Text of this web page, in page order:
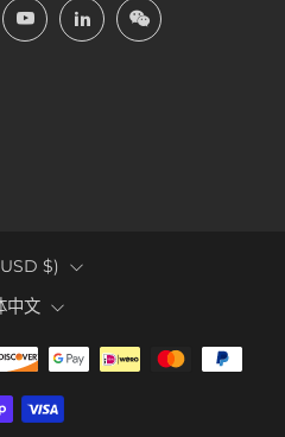
YouTubeLinkedInLinkedIn
$)
中文